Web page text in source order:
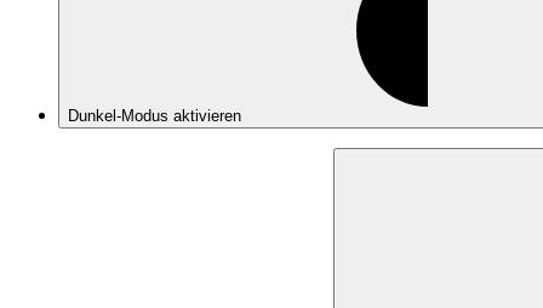
Dunkel-Modus aktivieren